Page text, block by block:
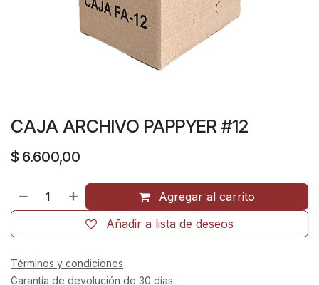
CAJA ARCHIVO PAPPYER #12
$ 6.600,00
Agregar al carrito
Añadir a lista de deseos
Términos y condiciones
Garantía de devolución de 30 días